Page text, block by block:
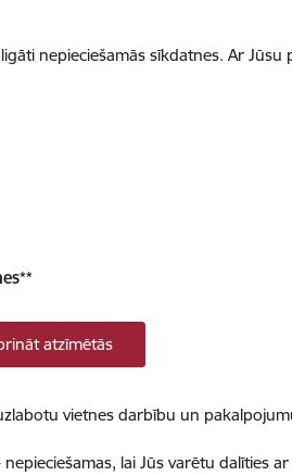
nepieciešamās sīkdatnes. Ar
**
atzīmētās
vietnes darbību un
lai Jūs varētu dalīties